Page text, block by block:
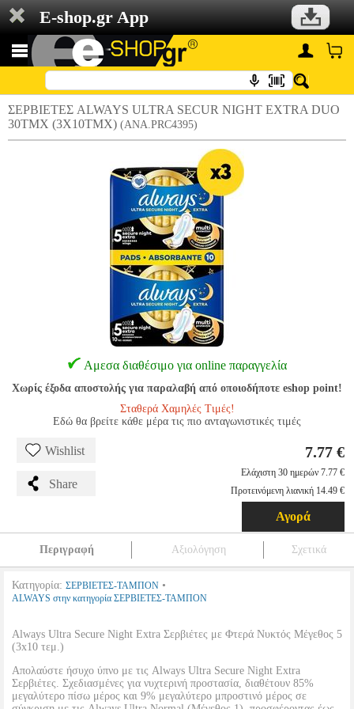
E-shop.gr App
ΣΕΡΒΙΕΤΕΣ ALWAYS ULTRA SECUR NIGHT EXTRA DUO
30ΤΜΧ (3Χ10ΤΜΧ) (ANA.PRC4395)
Αμεσα διαθέσιμο για online παραγγελία
Χωρίς έξοδα αποστολής για παραλαβή από οποιοδήποτε eshop point!
Σταθερά Χαμηλές Τιμές!
Εδώ θα βρείτε κάθε μέρα τις πιο ανταγωνιστικές τιμές
Wishlist
Share
7.77 €
Ελάχιστη 30 ημερών 7.77 €
Προτεινόμενη λιανική 14.49 €
Αγορά
Περιγραφή Αξιολόγηση Σχετικά
Κατηγορία: ΣΕΡΒΙΕΤΕΣ-ΤΑΜΠΟΝ •
ALWAYS στην κατηγορία ΣΕΡΒΙΕΤΕΣ-ΤΑΜΠΟΝ
Always Ultra Secure Night Extra Σερβιέτες με Φτερά Νυκτός Μέγεθος 5
(3x10 τεμ.)
Απολαύστε ήσυχο ύπνο με τις Always Ultra Secure Night Extra
Σερβιέτες. Σχεδιασμένες για νυχτερινή προστασία, διαθέτουν 85%
μεγαλύτερο πίσω μέρος και 9% μεγαλύτερο μπροστινό μέρος σε